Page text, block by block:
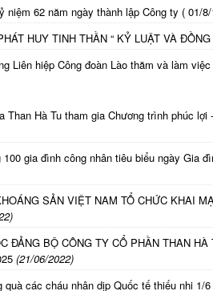
niệm 62 năm ngày thành lập Công ty ( 01/
HUY TINH THẦN “ KỶ LUẬT VÀ ĐỒNG
Liên hiệp Công đoàn Lào thăm và làm
Than Hà Tu tham gia Chương trình phúc
gia đình công nhân tiêu biểu ngày Gia
SẢN VIỆT NAM TỔ CHỨC KHAI
ĐẢNG BỘ CÔNG TY CỔ PHẦN THAN
(21/06/2022)
quà các cháu nhân dịp Quốc tế thiếu nhi 1/6